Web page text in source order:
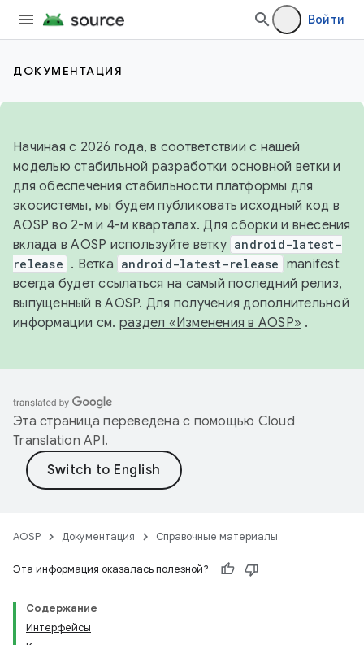
Войти
ДОКУМЕНТАЦИЯ
Начиная с 2026 года, в соответствии с нашей
моделью стабильной разработки основной ветки и
для обеспечения стабильности платформы для
экосистемы, мы будем публиковать исходный код в
AOSP во 2-м и 4-м кварталах. Для сборки и внесения
вклада в AOSP используйте ветку android-latest-
release . Ветка android-latest-release manifest
всегда будет ссылаться на самый последний релиз,
выпущенный в AOSP. Для получения дополнительной
информации см. раздел «Изменения в AOSP» .
Эта страница переведена с помощью Cloud
Translation API.
AOSP Документация Справочные материалы
Эта информация оказалась полезной?
Содержание
Интерфейсы